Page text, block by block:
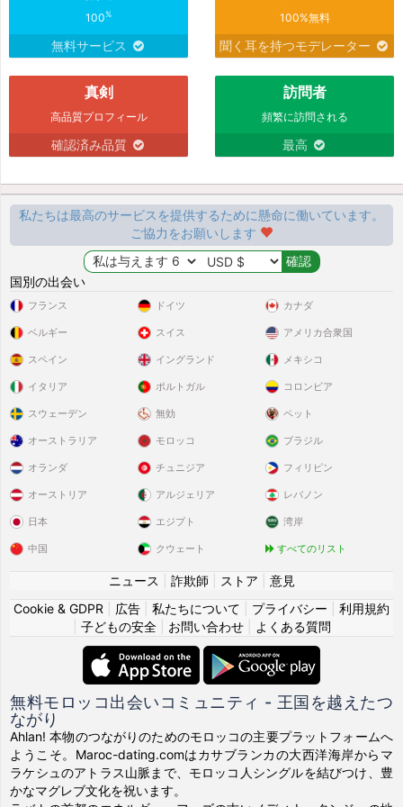
100%
無料サービス
100%無料
聞く耳を持つモデレーター
真剣
高品質プロフィール
確認済み品質
訪問者
頻繁に訪問される
最高
私たちは最高のサービスを提供するために懸命に働いています。
ご協力をお願いします
国別の出会い
フランス
ベルギー
スペイン
イタリア
スウェーデン
ドイツ
スイス
イングランド
ポルトガル
無効
カナダ
アメリカ合衆国
メキシコ
コロンビア
ペット
オーストラリア
オランダ
オーストリア
日本
中国
モロッコ
チュニジア
アルジェリア
エジプト
クウェート
ブラジル
フィリピン
レバノン
湾岸
すべてのリスト
ニュース 詐欺師 ストア
意見
Cookie & GDPR
広告 私たちについて プライバシー
利用規約
子どもの安全| お問い合わせ| よくある質問
無料モロッコ出会いコミュニティ - 王国を越えたつ
ながり
Ahlan! 本物のつながりのためのモロッコの主要プラットフォームへ
ようこそ。Maroc-dating.comはカサブランカの大西洋海岸からマ
ラケシュのアトラス山脈まで、モロッコ人シングルを結びつけ、豊
かなマグレブ文化を祝います。